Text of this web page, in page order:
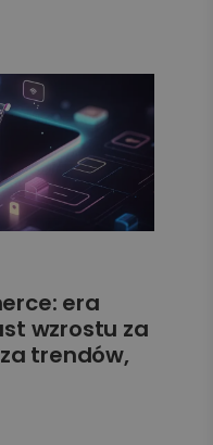
era
wzrostu za
trendów,